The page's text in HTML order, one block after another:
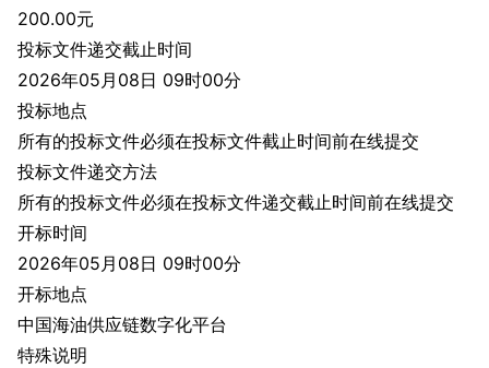
200.00元
投标文件递交截止时间
2026年05月08日 09时00分
投标地点
所有的投标文件必须在投标文件截止时间前在线提交
投标文件递交方法
所有的投标文件必须在投标文件递交截止时间前在线提交
开标时间
2026年05月08日 09时00分
开标地点
中国海油供应链数字化平台
特殊说明